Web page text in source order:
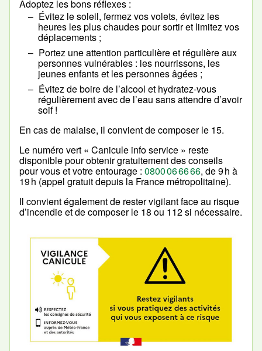
Adoptez les bons réflexes :
Évitez le soleil, fermez vos volets, évitez les
heures les plus chaudes pour sortir et limitez vos
déplacements ;
Portez une attention particulière et régulière aux
personnes vulnérables : les nourrissons, les
jeunes enfants et les personnes âgées ;
Évitez de boire de l’alcool et hydratez-vous
régulièrement avec de l’eau sans attendre d’avoir
soif !
En cas de malaise, il convient de composer le 15.
Le numéro vert « Canicule info service » reste
disponible pour obtenir gratuitement des conseils
pour vous et votre entourage : 0800 06 66 66, de 9 h à
19 h (appel gratuit depuis la France métropolitaine).
Il convient également de rester vigilant face au risque
d’incendie et de composer le 18 ou 112 si nécessaire.